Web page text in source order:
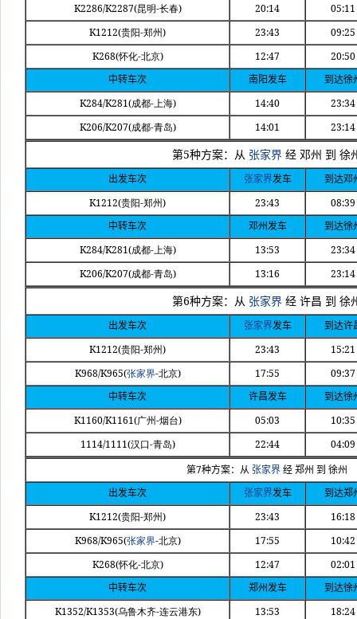
K2286/K2287(昆明-长春) 20:14
05:11
K1212(贵阳-郑州) 23:43
09:25
K268(怀化-北京) 12:47 20:50
中转车次 南阳发车 到达徐
K284/K281(成都-上海) 14:40
23:34
K206/K207(成都-青岛) 14:01 23:14
第5种方案：从 张家界 经 邓州 到 徐
出发车次 张家界发车 到达邓
K1212(贵阳-郑州) 23:43 08:39
中转车次 邓州发车 到达徐
K284/K281(成都-上海) 13:53
23:34
K206/K207(成都-青岛) 13:16 23:14
第6种方案：从 张家界 经 许昌 到 徐
出发车次 张家界发车 到达许
K1212(贵阳-郑州) 23:43
15:21
K968/K965(张家界-北京) 17:55 09:37
中转车次 许昌发车 到达徐
K1160/K1161(广州-烟台) 05:03
10:35
1114/1111(汉口-青岛) 22:44 04:09
第7种方案：从 张家界 经 郑州 到 徐州
出发车次 张家界发车 到达郑
K1212(贵阳-郑州) 23:43
16:18
K968/K965(张家界-北京) 17:55
10:42
K268(怀化-北京) 12:47 02:01
中转车次 郑州发车 到达徐
K1352/K1353(乌鲁木齐-连云港东) 13:53
18:24